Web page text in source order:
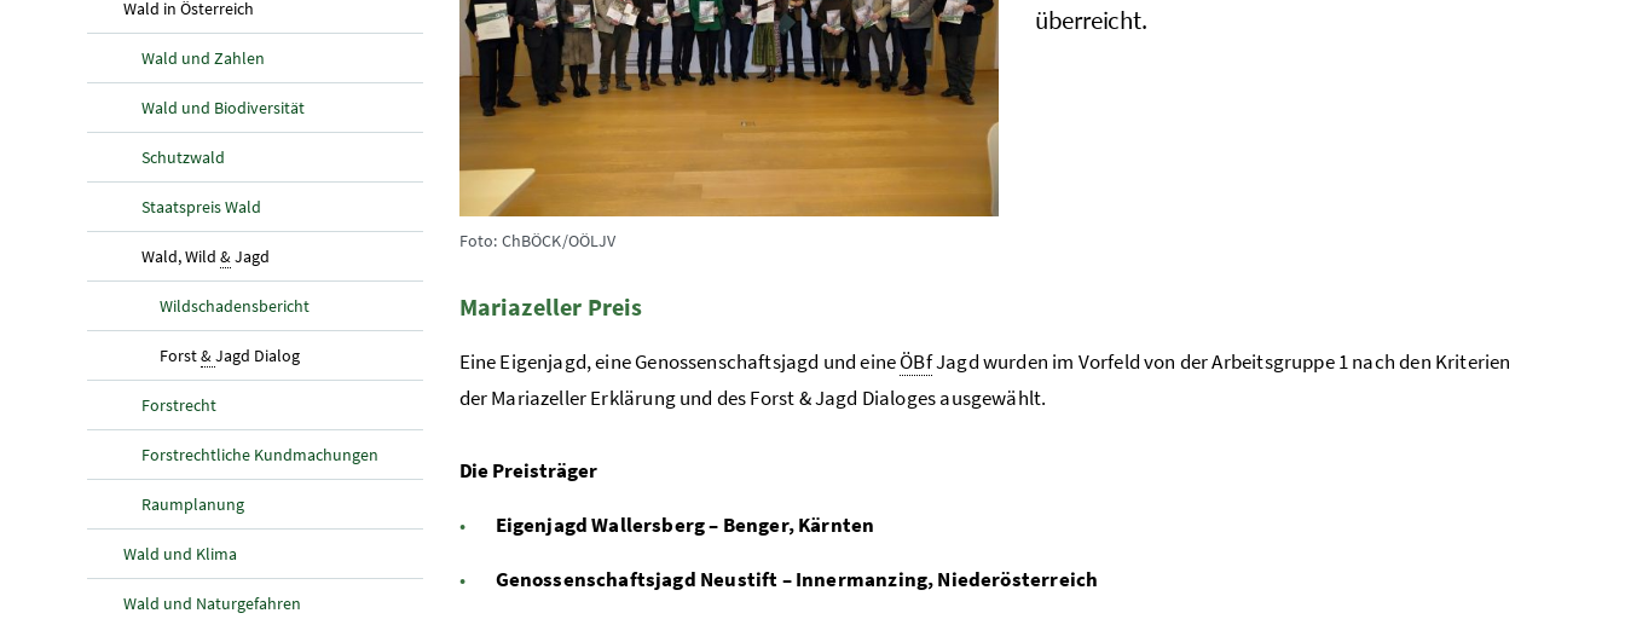
Wald in Österreich(aktuelle Seite)
Wald und Zahlen
Wald und Biodiversität
Schutzwald
Staatspreis Wald
Wald, Wild & Jagd(aktuelle Seite)
Wildschadensbericht
Forst& Jagd Dialog(aktuelle Seite)
Forstrecht
Forstrechtliche Kundmachungen
Raumplanung
Wald und Klima
Wald und Naturgefahren
Foto: ChBÖCK/OÖLJV
überreicht.
Mariazeller Preis
Eine Eigenjagd, eine Genossenschaftsjagd und eineÖBfJagd wurden im Vorfeld von der Arbeitsgruppe 1 nach den Kriterien
der Mariazeller Erklärung und des Forst & Jagd Dialoges ausgewählt.
Die Preisträger
Eigenjagd Wallersberg – Benger, Kärnten
Genossenschaftsjagd Neustift – Innermanzing, Niederösterreich